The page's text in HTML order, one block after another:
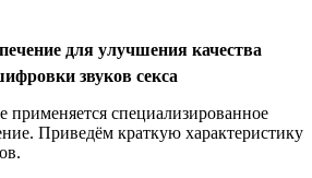
для улучшения качества
звуков секса
применяется специализированное
Приведём краткую характеристику